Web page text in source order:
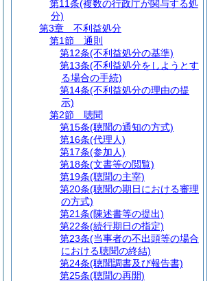
第11条(複数の行政庁が関与する処
分)
第3章
不利益処分
第1節
通則
第12条(不利益処分の基準)
第13条(不利益処分をしようとす
る場合の手続)
第14条(不利益処分の理由の提
示)
第2節
聴聞
第15条(聴聞の通知の方式)
第16条(代理人)
第17条(参加人)
第18条(文書等の閲覧)
第19条(聴聞の主宰)
第20条(聴聞の期日における審理
の方式)
第21条(陳述書等の提出)
第22条(続行期日の指定)
第23条(当事者の不出頭等の場合
における聴聞の終結)
第24条(聴聞調書及び報告書)
第25条(聴聞の再開)